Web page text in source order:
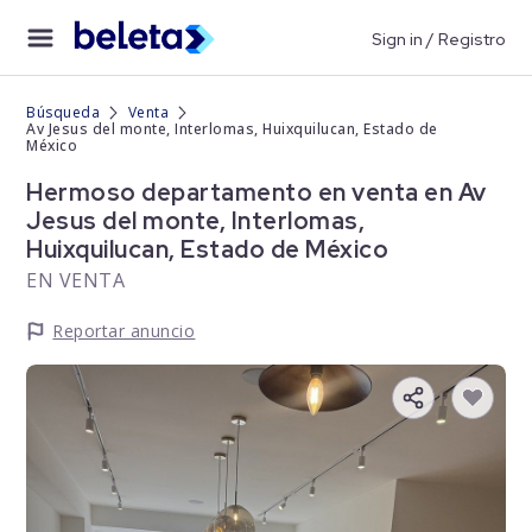
Sign in / Registro
Búsqueda
Venta
Av Jesus del monte, Interlomas, Huixquilucan, Estado de
México
Hermoso departamento en venta en Av
Jesus del monte, Interlomas,
Huixquilucan, Estado de México
EN VENTA
Reportar anuncio